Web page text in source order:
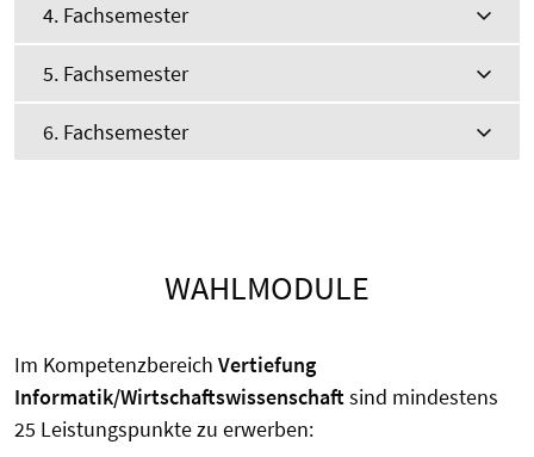
4. Fachsemester
5. Fachsemester
6. Fachsemester
WAHLMODULE
Im Kompetenzbereich Vertiefung
Informatik/Wirtschaftswissenschaftsind mindestens
25 Leistungspunkte zu erwerben: